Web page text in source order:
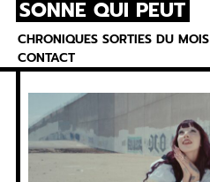
Skip
content
SONNE QUI PEUT
CHRONIQUES SORTIES DU MOIS
CONTACT